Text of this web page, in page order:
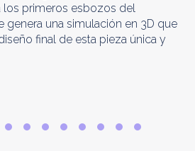
los primeros esbozos del
genera una simulación en 3D que
final de esta pieza única y